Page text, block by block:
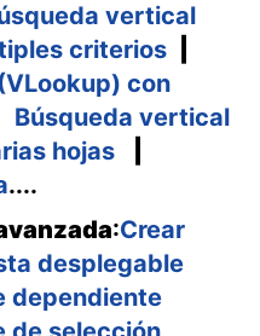
vertical
criterios
con
Búsqueda vertical
hojas
....
:Crear
desplegable
dependiente